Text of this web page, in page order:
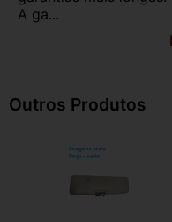
A ga...
Outros Produtos